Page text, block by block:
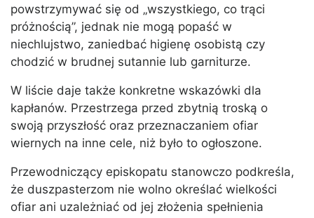
powstrzymywać się od „wszystkiego, co trąci
próżnością”, jednak nie mogą popaść w
niechlujstwo, zaniedbać higienę osobistą czy
chodzić w brudnej sutannie lub garniturze.
W liście daje także konkretne wskazówki dla
kapłanów. Przestrzega przed zbytnią troską o
swoją przyszłość oraz przeznaczaniem ofiar
wiernych na inne cele, niż było to ogłoszone.
Przewodniczący episkopatu stanowczo podkreśla,
że duszpasterzom nie wolno określać wielkości
ofiar ani uzależniać od jej złożenia spełnienia